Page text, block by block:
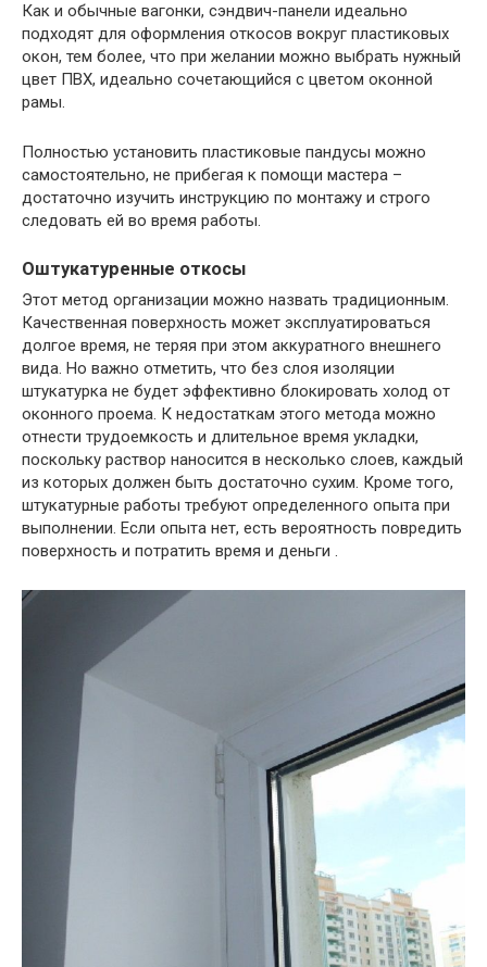
Как и обычные вагонки, сэндвич-панели идеально
подходят для оформления откосов вокруг пластиковых
окон, тем более, что при желании можно выбрать нужный
цвет ПВХ, идеально сочетающийся с цветом оконной
рамы.
Полностью установить пластиковые пандусы можно
самостоятельно, не прибегая к помощи мастера –
достаточно изучить инструкцию по монтажу и строго
следовать ей во время работы.
Оштукатуренные откосы
Этот метод организации можно назвать традиционным.
Качественная поверхность может эксплуатироваться
долгое время, не теряя при этом аккуратного внешнего
вида. Но важно отметить, что без слоя изоляции
штукатурка не будет эффективно блокировать холод от
оконного проема. К недостаткам этого метода можно
отнести трудоемкость и длительное время укладки,
поскольку раствор наносится в несколько слоев, каждый
из которых должен быть достаточно сухим. Кроме того,
штукатурные работы требуют определенного опыта при
выполнении. Если опыта нет, есть вероятность повредить
поверхность и потратить время и деньги .